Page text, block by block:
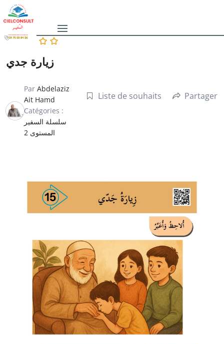
زيارة جدي
Par Abdelaziz
Ait Hamd
Catégories :
سلسلة السفير
المستوى 2
Liste de souhaits Partager